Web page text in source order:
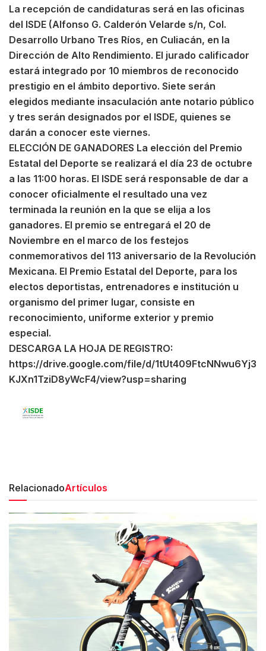
La recepción de candidaturas será en las oficinas
del ISDE (Alfonso G. Calderón Velarde s/n, Col.
Desarrollo Urbano Tres Ríos, en Culiacán, en la
Dirección de Alto Rendimiento. El jurado calificador
estará integrado por 10 miembros de reconocido
prestigio en el ámbito deportivo. Siete serán
elegidos mediante insaculación ante notario público
y tres serán designados por el ISDE, quienes se
darán a conocer este viernes.
ELECCIÓN DE GANADORES La elección del Premio
Estatal del Deporte se realizará el día 23 de octubre
a las 11:00 horas. El ISDE será responsable de dar a
conocer oficialmente el resultado una vez
terminada la reunión en la que se elija a los
ganadores. El premio se entregará el 20 de
Noviembre en el marco de los festejos
conmemorativos del 113 aniversario de la Revolución
Mexicana. El Premio Estatal del Deporte, para los
electos deportistas, entrenadores e institución u
organismo del primer lugar, consiste en
reconocimiento, uniforme exterior y premio
especial.
DESCARGA LA HOJA DE REGISTRO:
https://drive.google.com/file/d/1tUt409FtcNNwu6Yj3
KJXn1TziD8yWcF4/view?usp=sharing
RelacionadoArtículos